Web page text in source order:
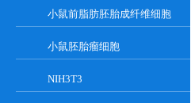
小鼠前脂肪胚胎成纤维细胞
小鼠胚胎瘤细胞
NIH3T3